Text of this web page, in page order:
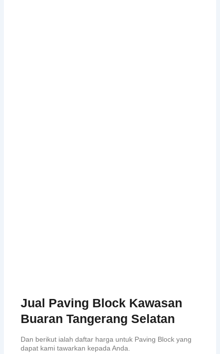
Jual Paving Block Kawasan
Buaran Tangerang Selatan
Dan berikut ialah daftar harga untuk Paving Block yang
dapat kami tawarkan kepada Anda.